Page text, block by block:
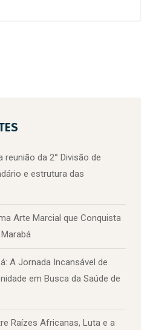
reunião da 2° Divisão de
e estrutura das
Arte Marcial que Conquista
A Jornada Incansável de
em Busca da Saúde de
Raízes Africanas, Luta e a